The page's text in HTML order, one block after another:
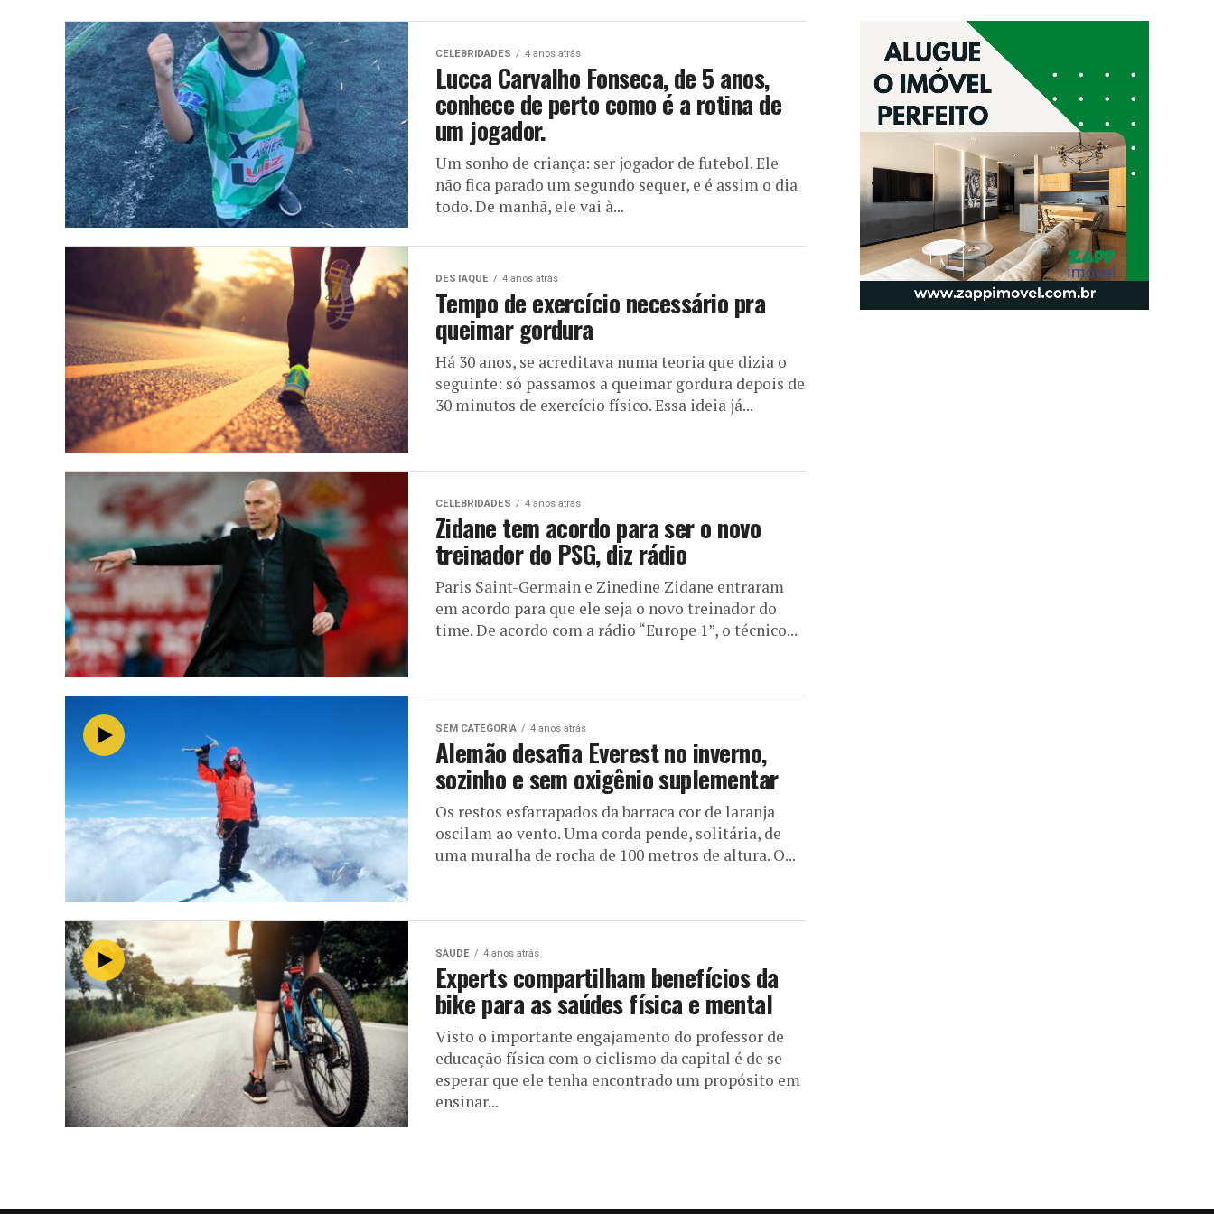
CELEBRIDADES 4 anos atrás
Lucca Carvalho Fonseca, de 5 anos,
conhece de perto como é a rotina de
um jogador.
Um sonho de criança: ser jogador de futebol. Ele
não fica parado um segundo sequer, e é assim o dia
todo. De manhã, ele vai à...
DESTAQUE 4 anos atrás
Tempo de exercício necessário pra
queimar gordura
Há 30 anos, se acreditava numa teoria que dizia o
seguinte: só passamos a queimar gordura depois de
30 minutos de exercício físico. Essa ideia já...
CELEBRIDADES 4 anos atrás
Zidane tem acordo para ser o novo
treinador do PSG, diz rádio
Paris Saint-Germain e Zinedine Zidane entraram
em acordo para que ele seja o novo treinador do
time. De acordo com a rádio “Europe 1”, o técnico...
SEM CATEGORIA 4 anos atrás
Alemão desafia Everest no inverno,
sozinho e sem oxigênio suplementar
Os restos esfarrapados da barraca cor de laranja
oscilam ao vento. Uma corda pende, solitária, de
uma muralha de rocha de 100 metros de altura. O...
SAÚDE 4 anos atrás
Experts compartilham benefícios da
bike para as saúdes física e mental
Visto o importante engajamento do professor de
educação física com o ciclismo da capital é de se
esperar que ele tenha encontrado um propósito em
ensinar...